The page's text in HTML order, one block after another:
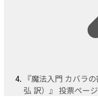
『魔法入門 カバラ
弘 訳）』 投票ページ